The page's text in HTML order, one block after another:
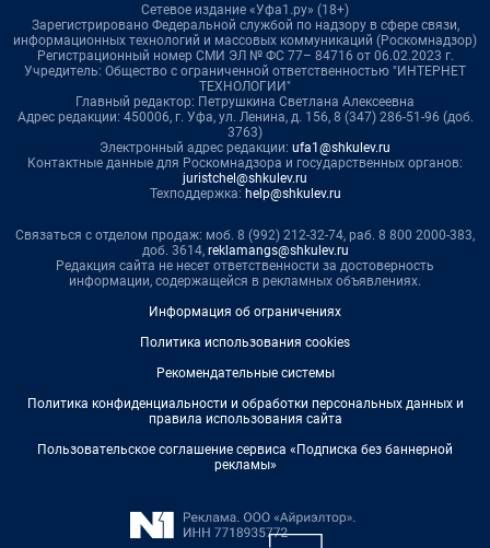
Сетевое издание «Уфа1.ру» (18+)
Зарегистрировано Федеральной службой по надзору в сфере связи,
информационных технологий и массовых коммуникаций (Роскомнадзор)
Регистрационный номер СМИ ЭЛ № ФС 77– 84716 от 06.02.2023 г.
Учредитель: Общество с ограниченной ответственностью "ИНТЕРНЕТ
ТЕХНОЛОГИИ"
Главный редактор: Петрушкина Светлана Алексеевна
Адрес редакции: 450006, г. Уфа, ул. Ленина, д. 156, 8 (347) 286-51-96 (доб.
3763)
Электронный адрес редакции: ufa1@shkulev.ru
Контактные данные для Роскомнадзора и государственных органов:
juristchel@shkulev.ru
Техподдержка: help@shkulev.ru
Связаться с отделом продаж: моб. 8 (992) 212-32-74, раб. 8 800 2000-383,
доб. 3614, reklamangs@shkulev.ru
Редакция сайта не несет ответственности за достоверность
информации, содержащейся в рекламных объявлениях.
Информация об ограничениях
Политика использования cookies
Рекомендательные системы
Политика конфиденциальности и обработки персональных данных и
правила использования сайта
Пользовательское соглашение сервиса «Подписка без баннерной
рекламы»